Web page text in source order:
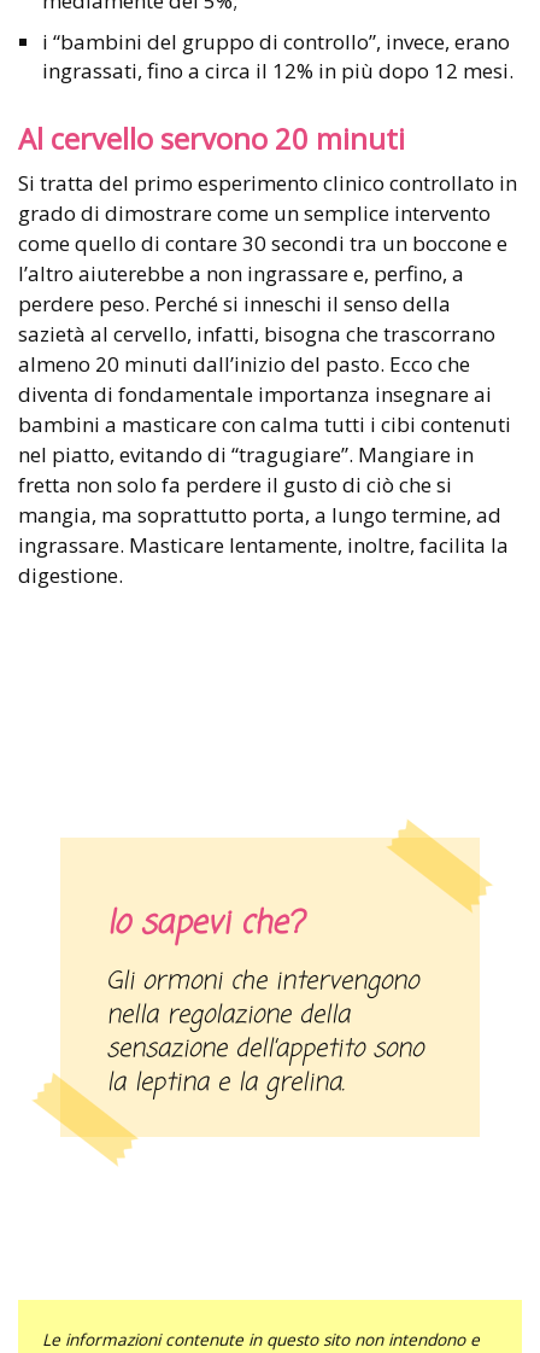
i “bambini del gruppo di controllo”, invece, erano
ingrassati, fino a circa il 12% in più dopo 12 mesi.
Al cervello servono 20 minuti
Si tratta del primo esperimento clinico controllato in
grado di dimostrare come un semplice intervento
come quello di contare 30 secondi tra un boccone e
l’altro aiuterebbe a non ingrassare e, perfino, a
perdere peso. Perché si inneschi il senso della
sazietà al cervello, infatti, bisogna che trascorrano
almeno 20 minuti dall’inizio del pasto. Ecco che
diventa di fondamentale importanza insegnare ai
bambini a masticare con calma tutti i cibi contenuti
nel piatto, evitando di “tragugiare”. Mangiare in
fretta non solo fa perdere il gusto di ciò che si
mangia, ma soprattutto porta, a lungo termine, ad
ingrassare. Masticare lentamente, inoltre, facilita la
digestione.
lo sapevi che?
Gli ormoni che intervengono
nella regolazione della
sensazione dell’appetito sono
la leptina e la grelina.
Le informazioni contenute in questo sito non intendono e